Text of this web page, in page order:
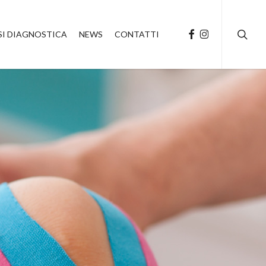
DIAGNOSTICA NEWS CONTATTI FACEBOOK
INSTAGRAM